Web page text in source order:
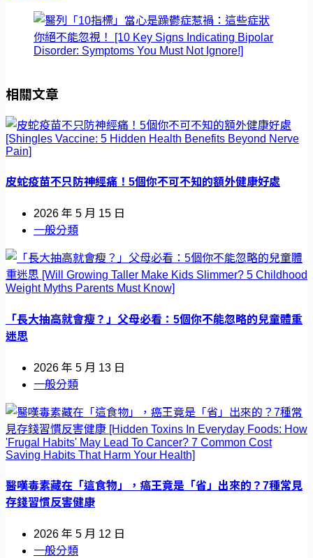
相關文章
皮蛇疫苗不只防神經痛！5個你不可不知的額外健康好處
2026 年 5 月 15 日
一般分類
「長大抽高就會瘦？」父母必看：5個你不能忽略的兒童體重
迷思
2026 年 5 月 13 日
一般分類
醫嘆毒素藏在「這食物」，癌王竟是「省」出來的？7種常見
存錢習慣反害健康
2026 年 5 月 12 日
一般分類